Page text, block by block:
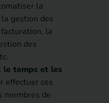
la
gestion des
la
des
le temps et les
effectuer ces
membres de